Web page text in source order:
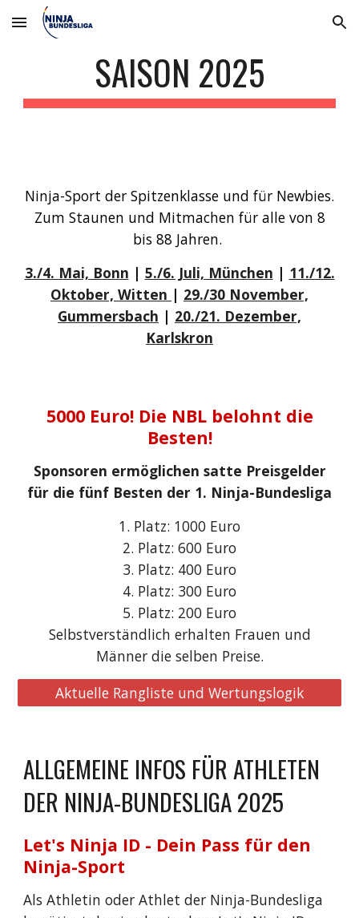
Skip to main content Skip to navigation
SAISON 2025
Ninja-Sport der Spitzenklasse und für Newbies.
Zum Staunen und Mitmachen für alle von 8
bis 88 Jahren.
3./4. Mai, Bonn | 5./6. Juli, München | 11./12.
Oktober, Witten | 29./30 November,
Gummersbach | 20./21. Dezember,
Karlskron
5000 Euro! Die NBL belohnt die
Besten!
Sponsoren ermöglichen satte Preisgelder
für die fünf Besten der 1. Ninja-Bundesliga
1. Platz: 1000 Euro
2. Platz: 600 Euro
3. Platz: 400 Euro
4. Platz: 300 Euro
5. Platz: 200 Euro
Selbstverständlich erhalten Frauen und
Männer die selben Preise.
Aktuelle Rangliste und Wertungslogik
ALLGEMEINE INFOS FÜR ATHLETEN
DER NINJA-BUNDESLIGA 2025
Let's Ninja ID - Dein Pass für den
Ninja-Sport
Als Athletin oder Athlet der Ninja-Bundesliga